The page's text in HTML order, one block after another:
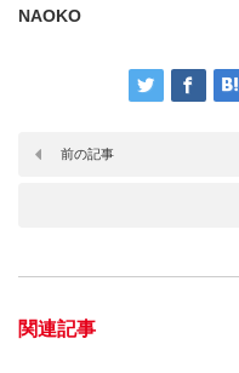
NAOKO
前の記事
関連記事